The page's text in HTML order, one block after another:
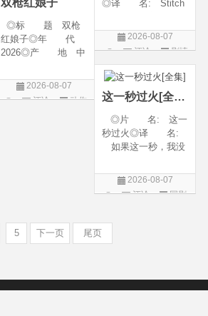
◎译 名: Stitch
(台)◎年 代: 20
25◎产 地: 法
剧情◎语 言:
法语 /
2026-08-07
评论
剧情
片
双枪红娘子
◎标 题 双枪
红娘子◎年 代
2026◎产 地 中
剧情 / 动作 / 战争◎
上映日期 2026-08-
2026-08-07
评论
动作
这一秒过火[全集]
◎片 名: 这一
秒过火◎译 名:
如果这一秒，我没
年 代: 2026◎
产 地: 中国大
2026-08-07
评论
国剧
5 下一页 尾页